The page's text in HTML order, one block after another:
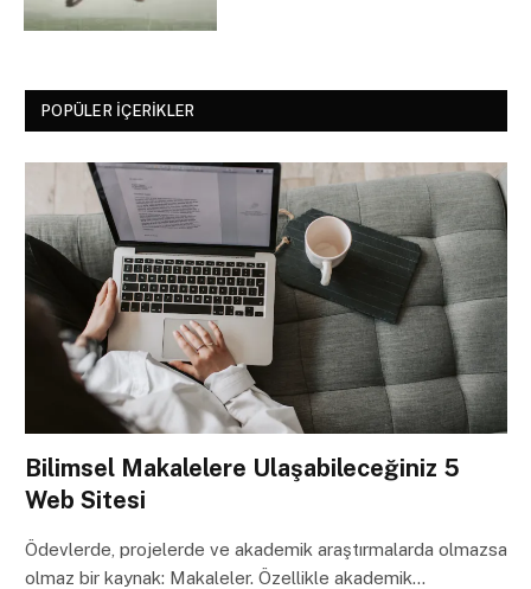
POPÜLER İÇERIKLER
Bilimsel Makalelere Ulaşabileceğiniz 5
Web Sitesi
Ödevlerde, projelerde ve akademik araştırmalarda olmazsa
olmaz bir kaynak: Makaleler. Özellikle akademik…